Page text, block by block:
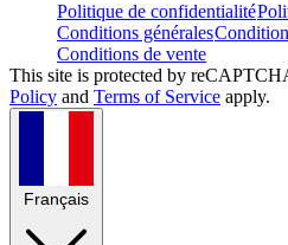
Politique de confidentialité
Conditions générales
Conditions de vente
This site is protected by
Policy and Terms of Service apply.
Français